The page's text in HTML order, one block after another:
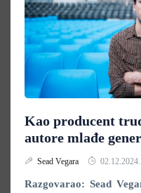
Kao producent
autore mlađe
Sead Vegara 02.12.2024.
Razgovarao: Sead